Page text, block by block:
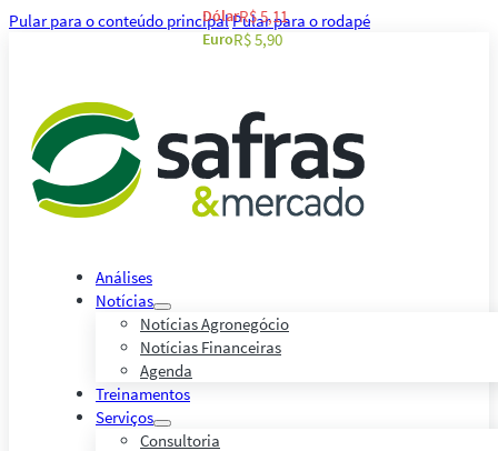
Pular para o conteúdo principalPular para o rodapé
Análises
Notícias
Notícias Agronegócio
Notícias Financeiras
Agenda
Treinamentos
Serviços
Consultoria
DólarR$ 5,11
EuroR$ 5,90